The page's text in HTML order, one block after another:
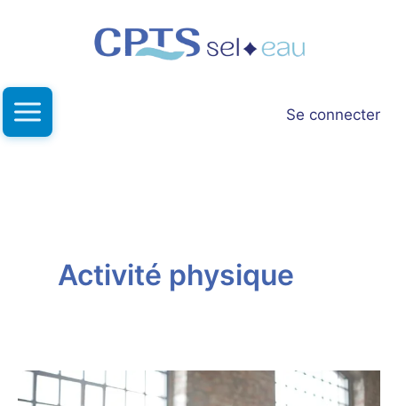
Se connecter
Activité physique